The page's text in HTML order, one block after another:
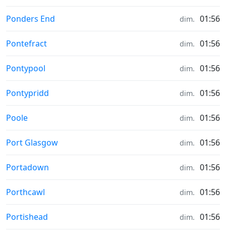
Météo in
Ponders End dim. 01:56
Météo in
Pontefract dim. 01:56
Météo in
Pontypool dim. 01:56
Météo in
Pontypridd dim. 01:56
Météo in
Poole dim. 01:56
Météo in
Port Glasgow dim. 01:56
Météo in
Portadown dim. 01:56
Météo in
Porthcawl dim. 01:56
Météo in
Portishead dim. 01:56